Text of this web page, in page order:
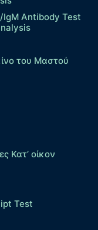
IgM Antibody Test
του Μαστού
Κατ’ οίκον
Test